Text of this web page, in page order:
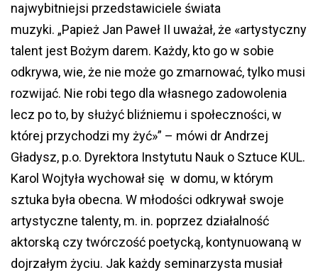
najwybitniejsi przedstawiciele świata
muzyki. „Papież Jan Paweł II uważał, że «artystyczny
talent jest Bożym darem. Każdy, kto go w sobie
odkrywa, wie, że nie może go zmarnować, tylko musi
rozwijać. Nie robi tego dla własnego zadowolenia
lecz po to, by służyć bliźniemu i społeczności, w
której przychodzi my żyć»” – mówi dr Andrzej
Gładysz, p.o. Dyrektora Instytutu Nauk o Sztuce KUL.
Karol Wojtyła wychował się w domu, w którym
sztuka była obecna. W młodości odkrywał swoje
artystyczne talenty, m. in. poprzez działalność
aktorską czy twórczość poetycką, kontynuowaną w
dojrzałym życiu. Jak każdy seminarzysta musiał